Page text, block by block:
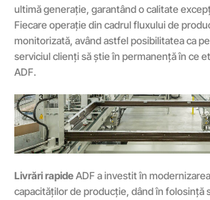
ultimă generație, garantând o calitate
Fiecare operație din cadrul fluxului de
monitorizată, având astfel posibilitatea ca
serviciul clienți să știe în permanență în ce
ADF.
Livrări rapideADF a investit în
capacităților de producție, dând în folosință